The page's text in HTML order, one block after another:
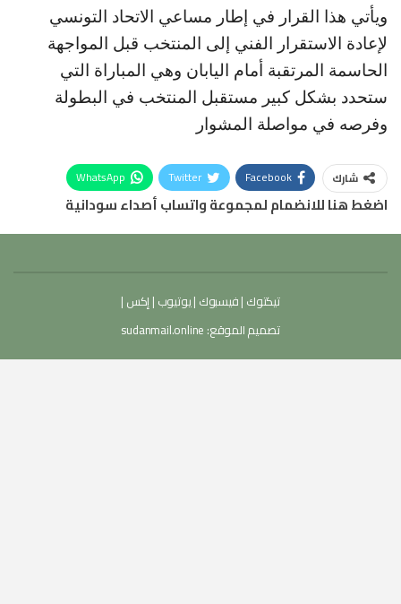
ويأتي هذا القرار في إطار مساعي الاتحاد التونسي
لإعادة الاستقرار الفني إلى المنتخب قبل المواجهة
الحاسمة المرتقبة أمام اليابان وهي المباراة التي
ستحدد بشكل كبير مستقبل المنتخب في البطولة
وفرصه في مواصلة المشوار
شارك Facebook
Twitter
WhatsApp
اضغط هنا للانضمام لمجموعة واتساب أصداء سودانية
تيكتوك |فيسبوك |يوتيوب | إكس |
تصميم الموقع: sudanmail.online